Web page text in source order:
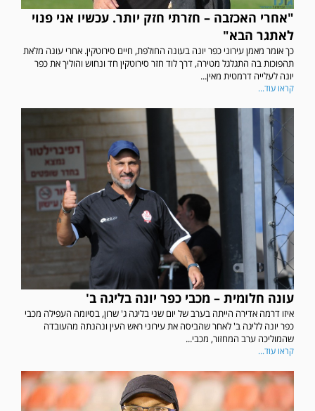
"אחרי האכזבה – חזרתי חזק יותר. עכשיו אני פנוי
לאתגר הבא"
כך אומר מאמן עירוני כפר יונה בעונה החולפת, חיים סירוטקין. אחרי עונה מלאת
תהפוכות בה התגלגל מטירה, דרך לוד חזר סירוטקין חד ונחוש והוליך את כפר
יונה לעלייה דרמטית מאין...
קראו עוד...
עונה חלומית – מכבי כפר יונה בליגה ב'
איזו דרמה אדירה הייתה בערב של יום שני בליגה ג' שרון, בסיומה העפילה מכבי
כפר יונה לליגה ב' לאחר שהביסה את עירוני ראש העין ונהנתה מהעובדה
שהמוליכה ערב המחזור, מכבי...
קראו עוד...